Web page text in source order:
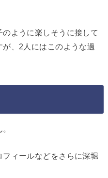
ように楽しそうに接して
、2人にはこのような過
ィールなどをさらに深堀